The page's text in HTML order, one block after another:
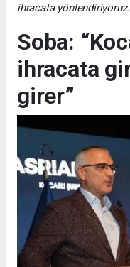
ihracata
Soba:
ihracata
girer”